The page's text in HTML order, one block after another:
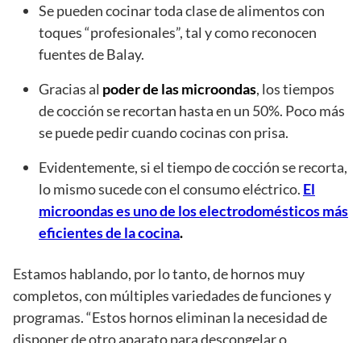
Se pueden cocinar toda clase de alimentos con
toques “profesionales”, tal y como reconocen
fuentes de Balay.
Gracias al poder de las microondas, los tiempos
de cocción se recortan hasta en un 50%. Poco más
se puede pedir cuando cocinas con prisa.
Evidentemente, si el tiempo de cocción se recorta,
lo mismo sucede con el consumo eléctrico. El
microondas es uno de los electrodomésticos más
eficientes de la cocina.
Estamos hablando, por lo tanto, de hornos muy
completos, con múltiples variedades de funciones y
programas. “Estos hornos eliminan la necesidad de
disponer de otro aparato para descongelar o